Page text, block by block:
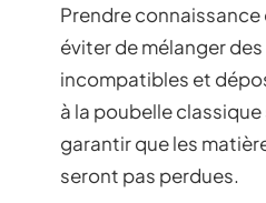
Prendre
éviter de mélanger
incompatibles et
à la poubelle
garantir que les
seront pas perdues.